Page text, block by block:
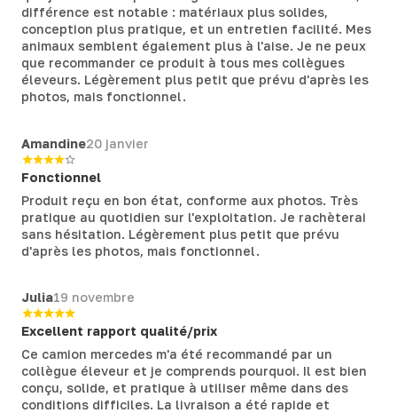
différence est notable : matériaux plus solides,
conception plus pratique, et un entretien facilité. Mes
animaux semblent également plus à l'aise. Je ne peux
que recommander ce produit à tous mes collègues
éleveurs. Légèrement plus petit que prévu d'après les
photos, mais fonctionnel.
Amandine20 janvier
Fonctionnel
Produit reçu en bon état, conforme aux photos. Très
pratique au quotidien sur l'exploitation. Je rachèterai
sans hésitation. Légèrement plus petit que prévu
d'après les photos, mais fonctionnel.
Julia19 novembre
Excellent rapport qualité/prix
Ce camion mercedes m'a été recommandé par un
collègue éleveur et je comprends pourquoi. Il est bien
conçu, solide, et pratique à utiliser même dans des
conditions difficiles. La livraison a été rapide et